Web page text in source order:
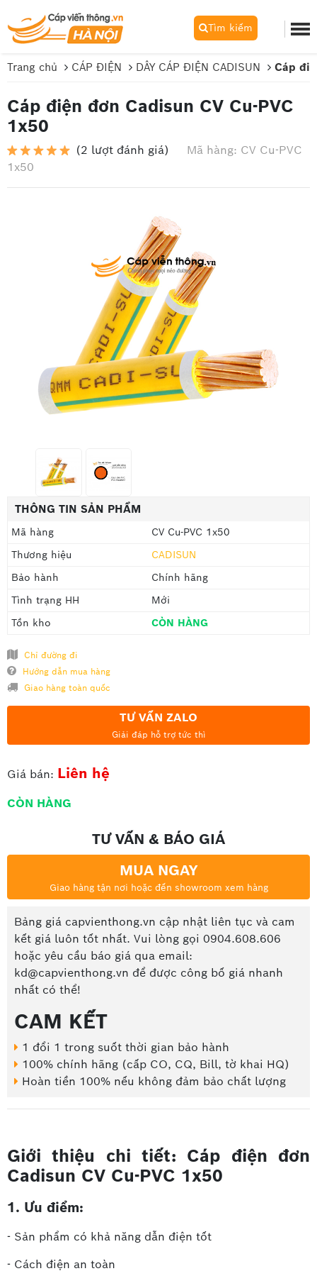
Tìm kiếm
Trang chủ CÁP ĐIỆN DÂY CÁP ĐIỆN CADISUN Cáp
Cáp điện đơn Cadisun CV Cu-PVC
1x50
(2 lượt đánh giá) Mã hàng: CV Cu-PVC
1x50
THÔNG TIN SẢN PHẨM
Mã hàng
CV Cu-PVC 1x50
Thương hiệu
CADISUN
Bảo hành
Chính hãng
Tình trạng HH
Mới
Tồn kho
CÒN HÀNG
Chỉ đường đi
Hướng dẫn mua hàng
Giao hàng toàn quốc
TƯ VẤN ZALO
Giải đáp hỗ trợ tức thì
Giá bán: Liên hệ
CÒN HÀNG
TƯ VẤN & BÁO GIÁ
MUA NGAY
Giao hàng tận nơi hoặc đến showroom xem hàng
Bảng giá capvienthong.vn cập nhật liên tục và cam
kết giá luôn tốt nhất. Vui lòng gọi 0904.608.606
hoặc yêu cầu báo giá qua email:
kd@capvienthong.vn để được công bố giá nhanh
nhất có thể!
CAM KẾT
1 đổi 1 trong suốt thời gian bảo hành
100% chính hãng (cấp CO, CQ, Bill, tờ khai HQ)
Hoàn tiền 100% nếu không đảm bảo chất lượng
Giới thiệu chi tiết: Cáp điện đơn
Cadisun CV Cu-PVC 1x50
1. Ưu điểm:
- Sản phẩm có khả năng dẫn điện tốt
- Cách điện an toàn